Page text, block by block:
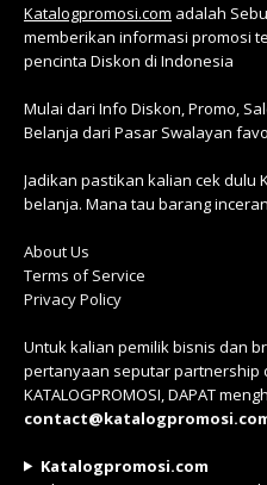
Katalogpromosi.com adalah
memberikan informasi promosi
pencinta Diskon di Indonesia
Mulai dari Info Diskon, Promo,
Belanja dari Pasar Swalayan
Jadikan pastikan kalian cek dulu
belanja. Mana tau barang
About Us
Terms of Service
Privacy Policy
Untuk kalian pemilik bisnis dan
pertanyaan seputar partnership
KATALOGPROMOSI, DAPAT
Katalogpromosi.com